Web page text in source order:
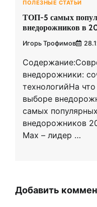
ПОЛЕЗНЫЕ СТАТЬИ
ТОП-5 самых
внедорожников в
Игорь Трофимов
внедорожники:
технологийНа
выборе
самых
внедорожников
Max – лидер …
Добавить